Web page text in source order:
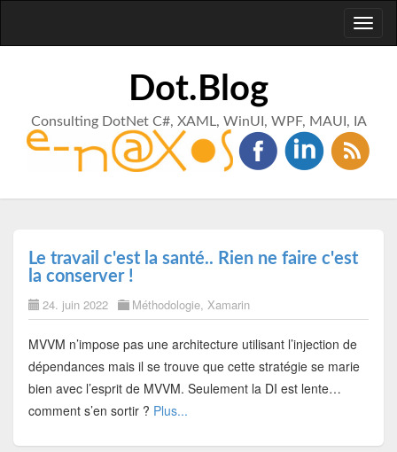
Dot.Blog
Consulting DotNet C#, XAML, WinUI, WPF, MAUI, IA
Le travail c'est la santé.. Rien ne faire c'est
la conserver !
24. juin 2022 Méthodologie, Xamarin
MVVM n’impose pas une architecture utilisant l’injection de
dépendances mais il se trouve que cette stratégie se marie
bien avec l’esprit de MVVM. Seulement la DI est lente…
comment s’en sortir ? Plus...